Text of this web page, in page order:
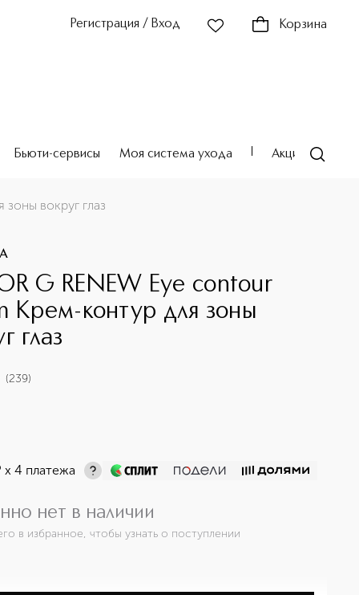
Регистрация / Вход Корзина
Бьюти-сервисы Моя система ухода Акции
вокруг глаз
G RENEW Eye contour
Крем-контур для зоны
глаз
(239)
х 4 платежа
нет в наличии
в избранное, чтобы узнать о поступлении